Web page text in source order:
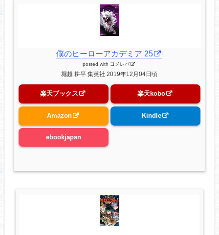
僕のヒーローアカデミア 25
posted with ヨメレバ
堀越 耕平 集英社 2019年12月04日頃
楽天ブックス 楽天kobo
Amazon Kindle
ebookjapan